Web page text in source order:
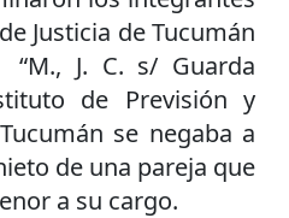
Justicia de Tucumán
J. C. s/ Guarda
de Previsión y
se negaba a
de una pareja que
a su cargo.